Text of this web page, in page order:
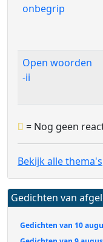
onbegrip
Open woorden
-ii
= Nog geen
Bekijk alle thema's
Gedichten van
Gedichten van 10